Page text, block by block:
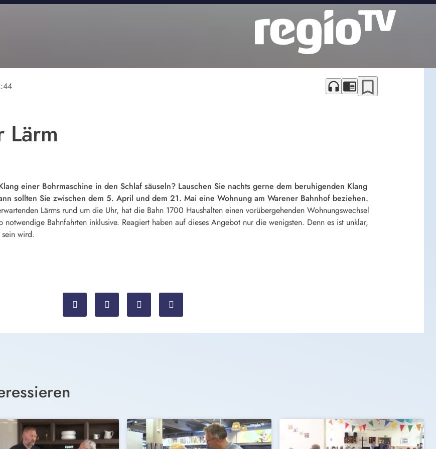
headphones chrome_reader_mode bookmark_border
Lärm
einer Bohrmaschine in den Schlaf säuseln? Lauschen Sie nachts gerne dem beruhigenden Klang
sollten Sie zwischen dem 5. April und dem 21. Mai eine Wohnung am Warener Bahnhof beziehen.
Lärms rund um die Uhr, hat die Bahn 1700 Haushalten einen vorübergehenden Wohnungswechsel
notwendige Bahnfahrten inklusive. Reagiert haben auf dieses Angebot nur die wenigsten. Denn es ist unklar,
wird.